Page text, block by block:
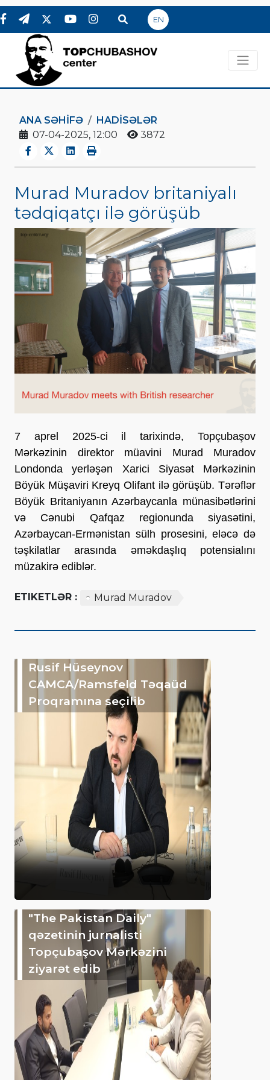
EN
ANA SƏHIFƏ
HADİSƏLƏR
07-04-2025, 12:00
3872
Murad Muradov britaniyalı
tədqiqatçı ilə görüşüb
7 aprel 2025-ci il tarixində, Topçubaşov
Mərkəzinin direktor müavini Murad Muradov
Londonda yerləşən Xarici Siyasət Mərkəzinin
Böyük Müşaviri Kreyq Olifant ilə görüşüb. Tərəflər
Böyük Britaniyanın Azərbaycanla münasibətlərini
və Cənubi Qafqaz regionunda siyasətini,
Azərbaycan-Ermənistan sülh prosesini, eləcə də
təşkilatlar arasında əməkdaşlıq potensialını
müzakirə ediblər.
ETIKETLƏR : Murad Muradov
Rusif Hüseynov
CAMCA/Ramsfeld Təqaüd
Proqramına seçilib
"The Pakistan Daily"
qəzetinin jurnalisti
Topçubaşov Mərkəzini
ziyarət edib